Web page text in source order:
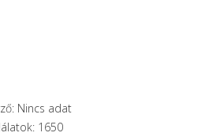
Nincs adat
1650